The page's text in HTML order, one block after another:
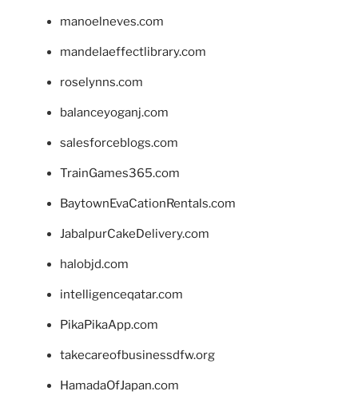
manoelneves.com
mandelaeffectlibrary.com
roselynns.com
balanceyoganj.com
salesforceblogs.com
TrainGames365.com
BaytownEvaCationRentals.com
JabalpurCakeDelivery.com
halobjd.com
intelligenceqatar.com
PikaPikaApp.com
takecareofbusinessdfw.org
HamadaOfJapan.com